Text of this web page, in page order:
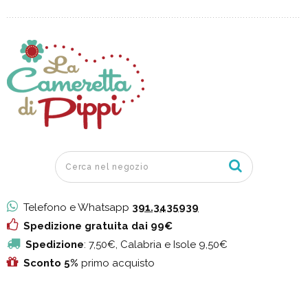
Telefono e Whatsapp 391.3435939
Spedizione gratuita dai 99€
Spedizione: 7,50€, Calabria e Isole 9,50€
Sconto 5% primo acquisto